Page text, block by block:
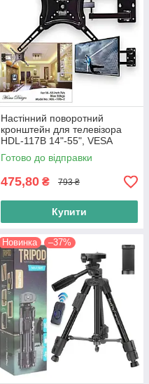
Настінний поворотний
кронштейн для телевізора
HDL-117B 14"-55", VESA
200x200, до 50 кг, чорний
Готово до відправки
475,80 ₴ 793 ₴
Купити
Новинка –37%